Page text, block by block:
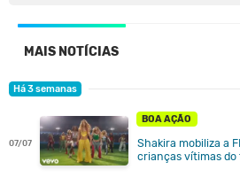
MAIS NOTÍCIAS
Há 3 semanas
07/07
BOA AÇÃO
Shakira mobiliza a
crianças vítimas do